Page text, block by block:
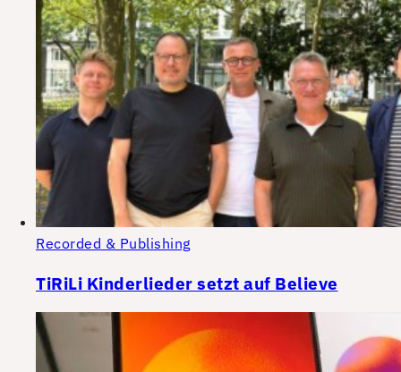
Recorded & Publishing
TiRiLi Kinderlieder setzt auf Believe